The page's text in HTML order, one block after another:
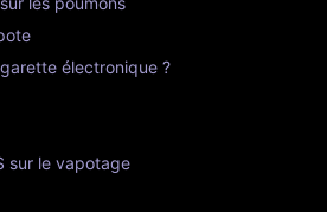
électronique ?
sur le vapotage